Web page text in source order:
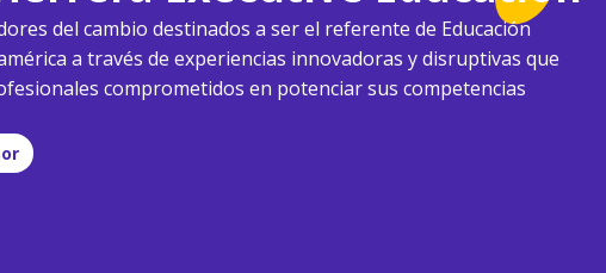
del cambio destinados a ser el referente de Educación
a través de experiencias innovadoras y disruptivas que
comprometidos en potenciar sus competencias